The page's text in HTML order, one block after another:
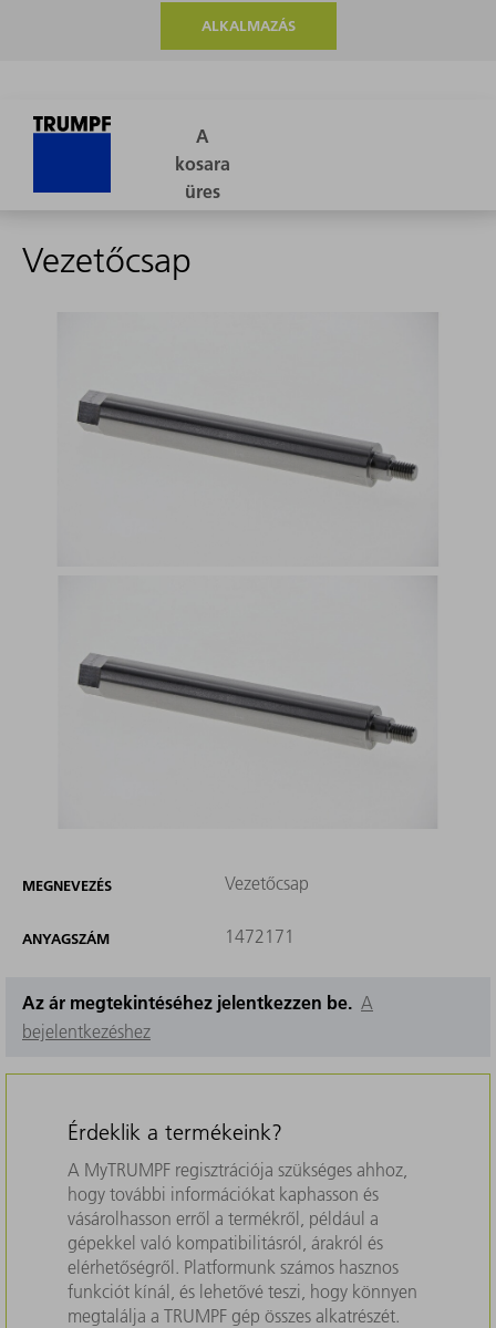
ALKALMAZÁS
Vezetőcsap
MEGNEVEZÉS Vezetőcsap
ANYAGSZÁM 1472171
Az ár megtekintéséhez jelentkezzen be. A
bejelentkezéshez
Érdeklik a termékeink?
A MyTRUMPF regisztrációja szükséges ahhoz,
hogy további információkat kaphasson és
vásárolhasson erről a termékről, például a
gépekkel való kompatibilitásról, árakról és
elérhetőségről. Platformunk számos hasznos
funkciót kínál, és lehetővé teszi, hogy könnyen
megtalálja a TRUMPF gép összes alkatrészét.